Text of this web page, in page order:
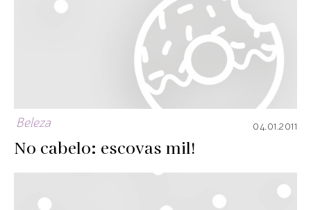
Beleza 04.01.2011
No cabelo: escovas mil!